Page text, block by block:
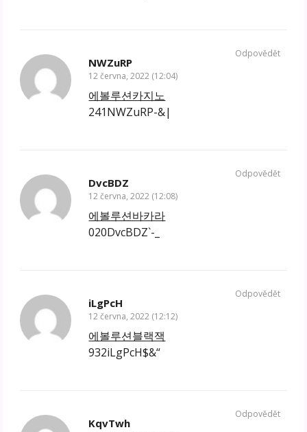
NWZuRP
12 června, 2022 (12:04)
에볼루션카지노
241NWZuRP-&|
Odpovědět
DvcBDZ
12 června, 2022 (12:08)
에볼루션바카라
020DvcBDZ`-_
Odpovědět
iLgPcH
12 června, 2022 (12:12)
에볼루션블랙잭
932iLgPcH$&“
Odpovědět
KqvTwh
Odpovědět